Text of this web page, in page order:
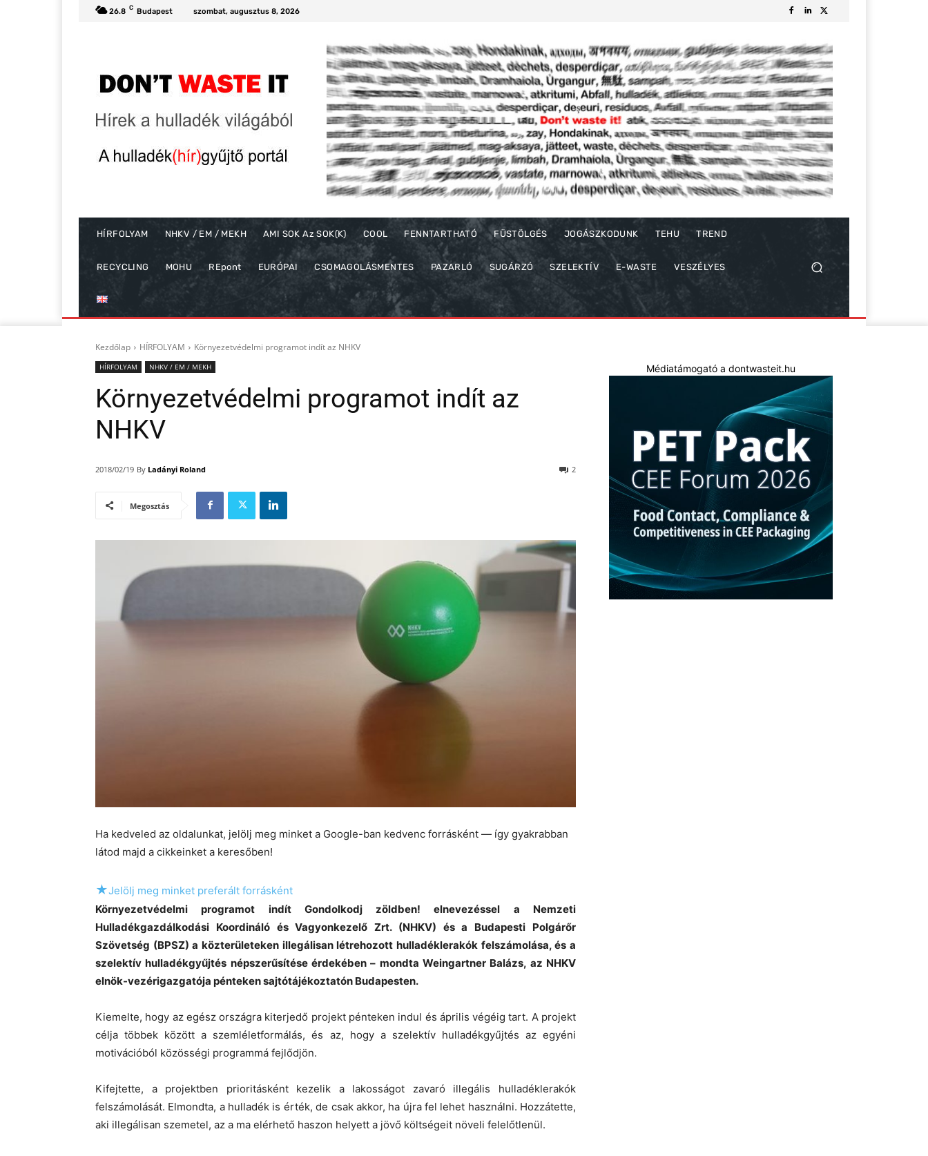
26.8 C Budapest szombat, augusztus 8, 2026
HÍRFOLYAM NHKV / EM / MEKH AMI SOK Az SOK(K) COOL FENNTARTHATÓ FÜSTÖLGÉS JOGÁSZKODUNK TEHU TREND
RECYCLING MOHU REpont EURÓPAI CSOMAGOLÁSMENTES PAZARLÓ SUGÁRZÓ SZELEKTÍV E-WASTE VESZÉLYES
Kezdőlap HÍRFOLYAM Környezetvédelmi programot indít az NHKV
HÍRFOLYAM NHKV / EM / MEKH
Környezetvédelmi programot indít az
NHKV
2018/02/19 By Ladányi Roland 2
Megosztás
Ha kedveled az oldalunkat, jelölj meg minket a Google-ban kedvenc forrásként — így gyakrabban
látod majd a cikkeinket a keresőben!
★Jelölj meg minket preferált forrásként
Környezetvédelmi programot indít Gondolkodj zöldben! elnevezéssel a Nemzeti
Hulladékgazdálkodási Koordináló és Vagyonkezelő Zrt. (NHKV) és a Budapesti Polgárőr
Szövetség (BPSZ) a közterületeken illegálisan létrehozott hulladéklerakók felszámolása, és a
szelektív hulladékgyűjtés népszerűsítése érdekében – mondta Weingartner Balázs, az NHKV
elnök-vezérigazgatója pénteken sajtótájékoztatón Budapesten.
Kiemelte, hogy az egész országra kiterjedő projekt pénteken indul és április végéig tart. A projekt
célja többek között a szemléletformálás, és az, hogy a szelektív hulladékgyűjtés az egyéni
motivációból közösségi programmá fejlődjön.
Kifejtette, a projektben prioritásként kezelik a lakosságot zavaró illegális hulladéklerakók
felszámolását. Elmondta, a hulladék is érték, de csak akkor, ha újra fel lehet használni. Hozzátette,
aki illegálisan szemetel, az a ma elérhető haszon helyett a jövő költségeit növeli felelőtlenül.
Médiatámogató a dontwasteit.hu